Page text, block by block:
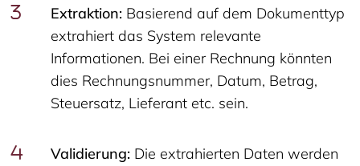
Extraktion: Basierend auf dem Dokumenttyp
extrahiert das System relevante
Informationen. Bei einer Rechnung könnten
dies Rechnungsnummer, Datum, Betrag,
Steuersatz, Lieferant etc. sein.
Validierung: Die extrahierten Daten werden